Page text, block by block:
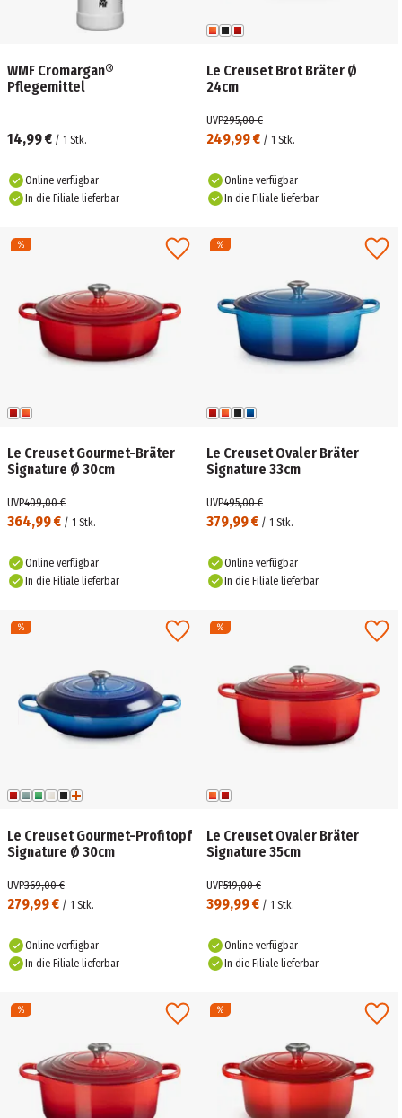
WMF Cromargan®
Pflegemittel
14,99 € / 1 Stk.
Online verfügbar
In die Filiale lieferbar
Le Creuset Brot Bräter Ø
24cm
249,99 € / 1 Stk.
UVP295,00 €
Online verfügbar
In die Filiale lieferbar
Le Creuset Gourmet-Bräter
Signature Ø 30cm
364,99 € / 1 Stk.
UVP409,00 €
Online verfügbar
In die Filiale lieferbar
Le Creuset Ovaler Bräter
Signature 33cm
379,99 € / 1 Stk.
UVP495,00 €
Online verfügbar
In die Filiale lieferbar
Le Creuset Gourmet-Profitopf
Signature Ø 30cm
279,99 € / 1 Stk.
UVP369,00 €
Online verfügbar
In die Filiale lieferbar
Le Creuset Ovaler Bräter
Signature 35cm
399,99 € / 1 Stk.
UVP519,00 €
Online verfügbar
In die Filiale lieferbar